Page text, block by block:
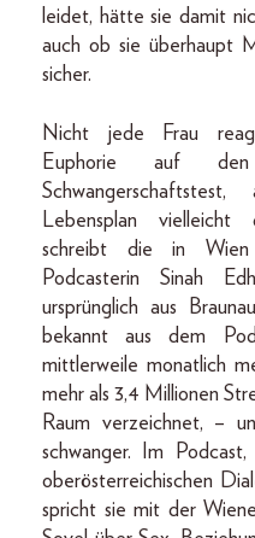
leidet, hätte sie damit
auch ob sie überhaupt
sicher.
Nicht jede Frau
Euphorie auf
Lebensplan vielleicht
schreibt die in Wien
Podcasterin Sinah
ursprünglich aus
bekannt aus dem
mittlerweile monatlich
mehr als 3,4 Millionen
Raum verzeichnet, –
schwanger. Im
oberösterreichischen
spricht sie mit der